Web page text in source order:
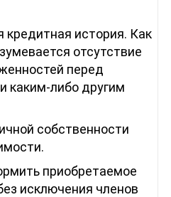
кредитная история. Как
отсутствие
перед
каким-либо другим
собственности
приобретаемое
исключения членов